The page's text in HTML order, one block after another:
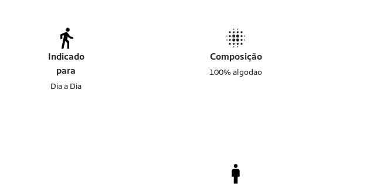
Indicado
para
Dia a Dia
Composição
100% algodao